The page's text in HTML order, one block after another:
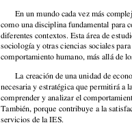
En un mundo cada vez más com
como una disciplina fundamental para
diferentes contextos. Esta área de
sociología y otras ciencias sociales
comportamiento humano, más allá de
La creación de una unidad de
necesaria y estratégica que permitirá a
comprender y analizar el
También, porque contribuye a la
servicios de la IES.